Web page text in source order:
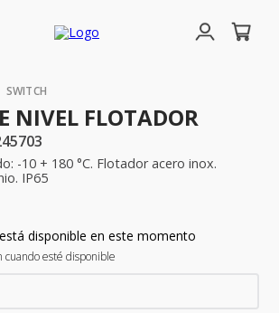
SWITCH
NIVEL FLOTADOR
-10 + 180 °C. Flotador acero inox.
IP65
disponible en este momento
esté disponible